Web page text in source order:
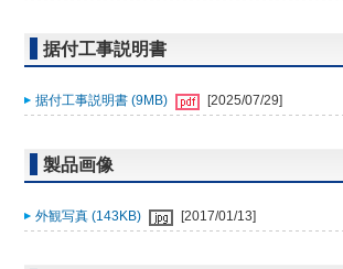
据付工事説明書
据付工事説明書 (9MB) [2025/07/29]
製品画像
外観写真 (143KB) [2017/01/13]